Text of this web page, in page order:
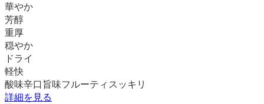
華やか
芳醇
重厚
穏やか
ドライ
軽快
酸味辛口 旨味フルーティ スッキリ
詳細を見る